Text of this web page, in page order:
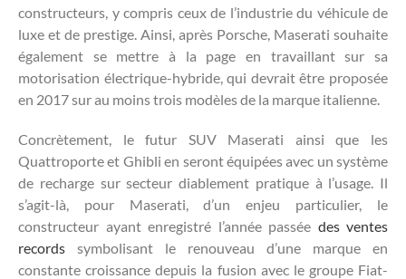
constructeurs, y compris ceux de l’industrie du véhicule de
luxe et de prestige. Ainsi, après Porsche, Maserati souhaite
également se mettre à la page en travaillant sur sa
motorisation électrique-hybride, qui devrait être proposée
en 2017 sur au moins trois modèles de la marque italienne.
Concrètement, le futur SUV Maserati ainsi que les
Quattroporte et Ghibli en seront équipées avec un système
de recharge sur secteur diablement pratique à l’usage. Il
s’agit-là, pour Maserati, d’un enjeu particulier, le
constructeur ayant enregistré l’année passée des ventes
records symbolisant le renouveau d’une marque en
constante croissance depuis la fusion avec le groupe Fiat-